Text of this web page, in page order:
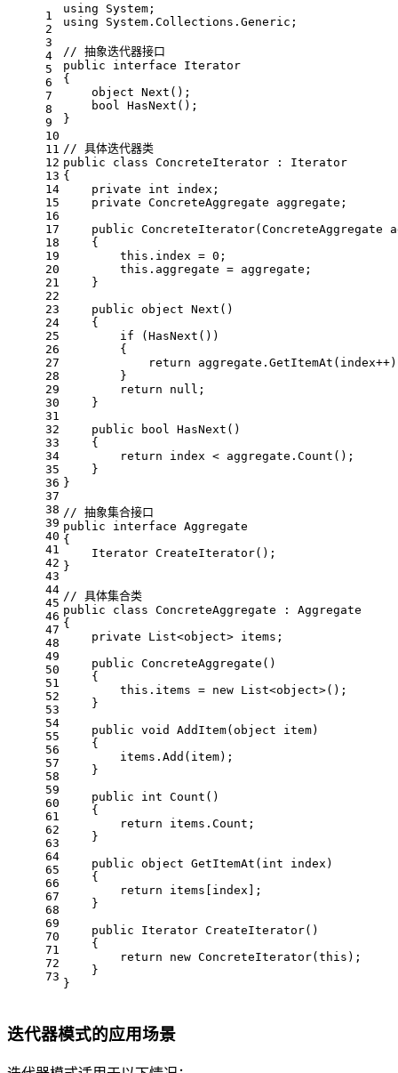
1
2
3
4
5
6
7
8
9
10
11
12
13
14
15
16
17
18
19
20
21
22
23
24
25
26
27
28
29
30
31
32
33
34
35
36
37
38
39
40
41
42
43
44
45
46
47
48
49
50
51
52
53
54
55
56
57
58
59
60
61
62
63
64
65
66
67
68
69
70
71
72
73
using System;
using System.Collections.Generic;
// 抽象迭代器接口
public
interface
Iterator
{
object Next () ;
bool
HasNext () ;
}
// 具体迭代器类
public
class ConcreteIterator : Iterator
{
private
int index;
private ConcreteAggregate aggregate;
public ConcreteIterator(ConcreteAggregate
    {
this .index = 0 ;
this .aggregate = aggregate;
    }
public object Next ()
    {
if (HasNext())
        {
return
        }
return
null ;
    }
public
bool HasNext ()
    {
return index < aggregate.Count();
    }
}
// 抽象集合接口
public
interface Aggregate
{
Iterator CreateIterator() ;
}
// 具体集合类
public
class ConcreteAggregate : Aggregate
{
private List<object> items;
public ConcreteAggregate ()
    {
this .items = new List<object>();
    }
public void AddItem(object item)
    {
        items.Add(item);
    }
public
int Count ()
    {
return items.Count;
    }
public object GetItemAt ( int index )
    {
return items[index];
    }
public Iterator CreateIterator()
    {
return
new ConcreteIterator(this );
    }
}
迭代器模式的应用场景